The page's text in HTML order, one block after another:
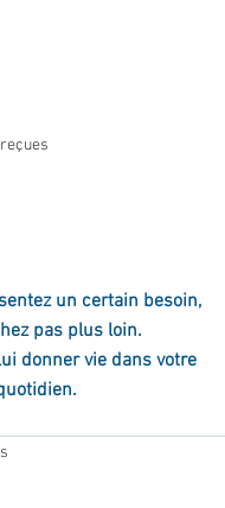
un certain besoin,
pas plus loin.
donner vie dans votre